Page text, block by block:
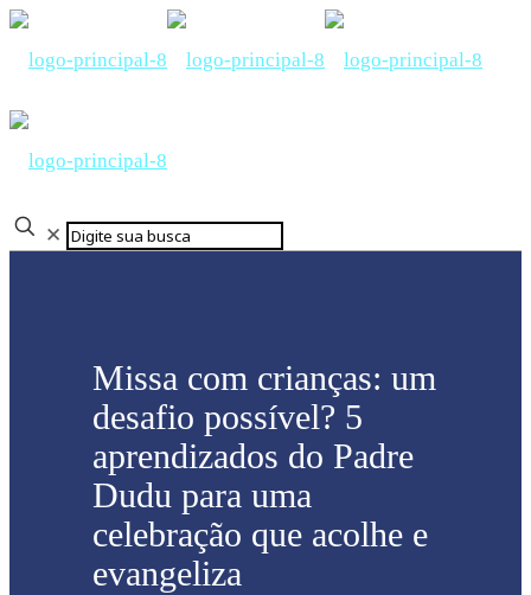
✕
Missa com crianças: um
desafio possível? 5
aprendizados do Padre
Dudu para uma
celebração que acolhe e
evangeliza